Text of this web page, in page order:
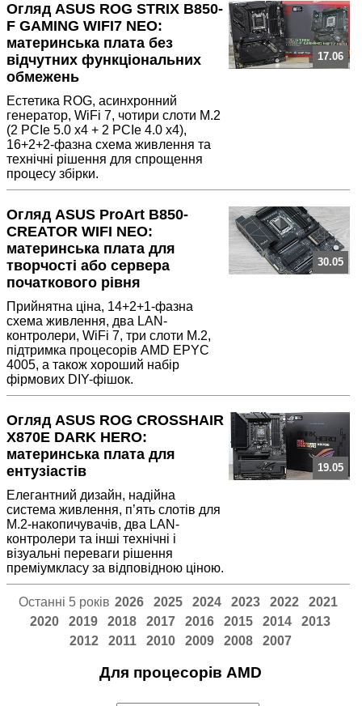
Огляд ASUS ROG STRIX B850-
F GAMING WIFI7 NEO:
материнська плата без
відчутних функціональних
обмежень
Естетика ROG, асинхронний
генератор, WiFi 7, чотири слоти M.2
(2 PCIe 5.0 x4 + 2 PCIe 4.0 x4),
16+2+2-фазна схема живлення та
технічні рішення для спрощення
процесу збірки.
17.06
Огляд ASUS ProArt B850-
CREATOR WIFI NEO:
материнська плата для
творчості або сервера
початкового рівня
Прийнятна ціна, 14+2+1-фазна
схема живлення, два LAN-
контролери, WiFi 7, три слоти M.2,
підтримка процесорів AMD EPYC
4005, а також хороший набір
фірмових DIY-фішок.
30.05
Огляд ASUS ROG CROSSHAIR
X870E DARK HERO:
материнська плата для
ентузіастів
Елегантний дизайн, надійна
система живлення, п’ять слотів для
M.2-накопичувачів, два LAN-
контролери та інші технічні і
візуальні переваги рішення
преміумкласу за відповідною ціною.
19.05
Останні 5 років 2026 2025 2024 2023 2022
2021
2020
2019 2018 2017 2016 2015 2014
2013
2012
2011 2010 2009 2008 2007
Для процесорів AMD